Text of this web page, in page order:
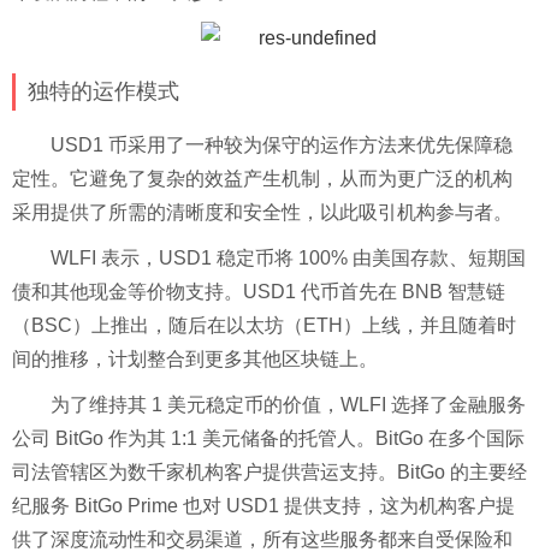
独特的运作模式
USD1 币采用了一种较为保守的运作方法来优先保障稳
定性。它避免了复杂的效益产生机制，从而为更广泛的机构
采用提供了所需的清晰度和安全性，以此吸引机构参与者。
WLFI 表示，USD1 稳定币将 100% 由美国存款、短期国
债和其他现金等价物支持。USD1 代币首先在 BNB 智慧链
（BSC）上推出，随后在以太坊（ETH）上线，并且随着时
间的推移，计划整合到更多其他区块链上。
为了维持其 1 美元稳定币的价值，WLFI 选择了金融服务
公司 BitGo 作为其 1:1 美元储备的托管人。BitGo 在多个国际
司法管辖区为数千家机构客户提供营运支持。BitGo 的主要经
纪服务 BitGo Prime 也对 USD1 提供支持，这为机构客户提
供了深度流动性和交易渠道，所有这些服务都来自受保险和